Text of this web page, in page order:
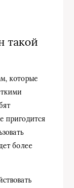
такой
которые
пригодится
более